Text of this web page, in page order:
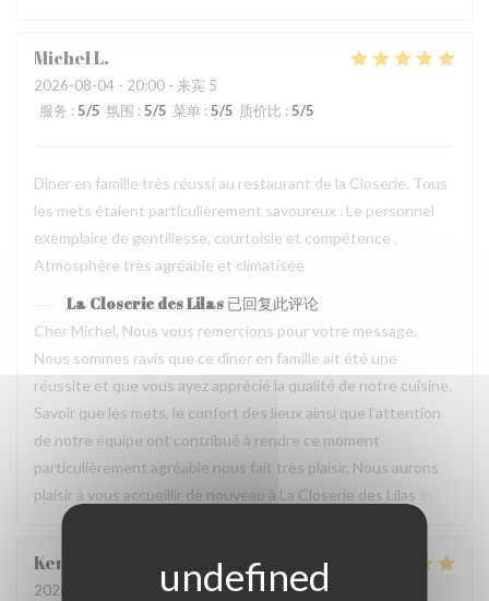
MichelL
2026-08-04 - 20:00 - 来宾 5
服务 : 5/5 氛围 : 5/5 菜单 : 5/5 质价比 : 5/5
Dîner en famille très réussi au restaurant de la Closerie. Tous
les mets étaient particulièrement savoureux . Le personnel
exemplaire de gentillesse, courtoisie et compétence .
Atmosphère très agréable et climatisée
La Closerie des Lilas 已回复此评论
Cher Michel, Nous vous remercions pour votre message.
Nous sommes ravis que ce dîner en famille ait été une
réussite et que vous ayez apprécié la qualité de notre cuisine.
Savoir que les mets, le confort des lieux ainsi que l’attention
de notre équipe ont contribué à rendre ce moment
particulièrement agréable nous fait très plaisir. Nous aurons
plaisir à vous accueillir de nouveau à La Closerie des Lilas ✨
Kemei
2026-07-31 - 12:45 - 来宾 5